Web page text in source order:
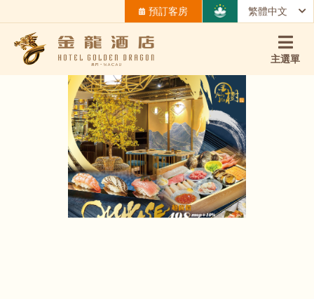
預訂客房 繁體中文
主選單